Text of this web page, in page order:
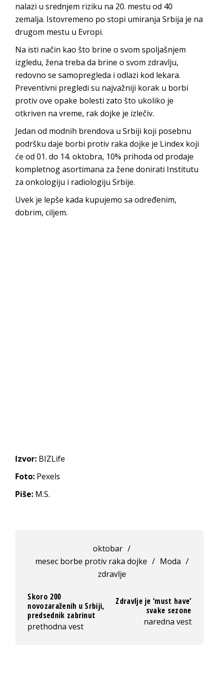
nalazi u srednjem riziku na 20. mestu od 40
zemalja. Istovremeno po stopi umiranja Srbija je na
drugom mestu u Evropi.
Na isti način kao što brine o svom spoljašnjem
izgledu, žena treba da brine o svom zdravlju,
redovno se samopregleda i odlazi kod lekara.
Preventivni pregledi su najvažniji korak u borbi
protiv ove opake bolesti zato što ukoliko je
otkriven na vreme, rak dojke je izlečiv.
Jedan od modnih brendova u Srbiji koji posebnu
podršku daje borbi protiv raka dojke je Lindex koji
će od 01. do 14. oktobra, 10% prihoda od prodaje
kompletnog asortimana za žene donirati Institutu
za onkologiju i radiologiju Srbije.
Uvek je lepše kada kupujemo sa određenim,
dobrim, ciljem.
Izvor: BIZLife
Foto: Pexels
Piše: M.S.
oktobar /
mesec borbe protiv raka dojke / Moda /
zdravlje
Skoro 200
novozaraženih u Srbiji,
predsednik zabrinut
prethodna vest
Zdravlje je ‘must have’
svake sezone
naredna vest